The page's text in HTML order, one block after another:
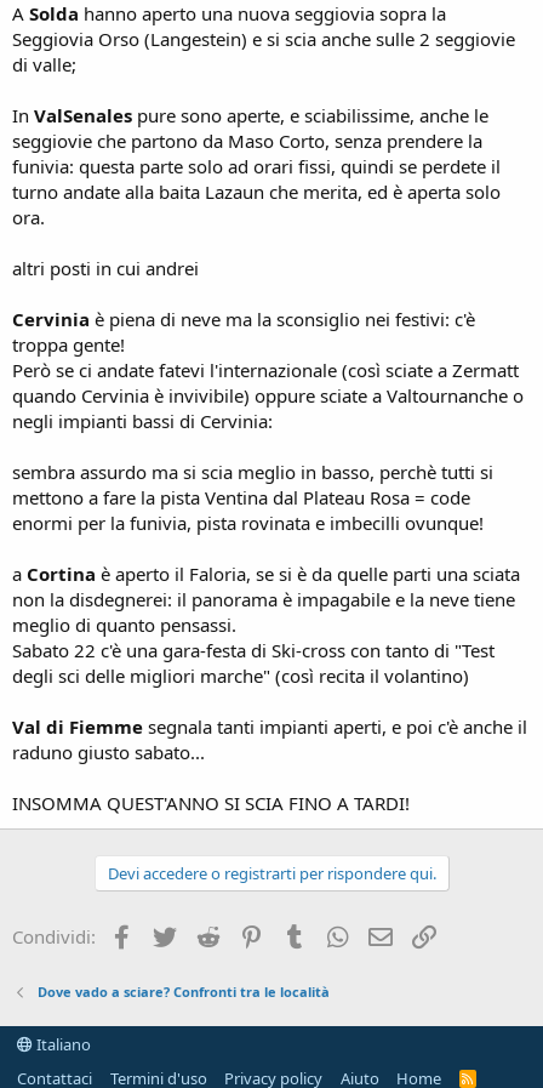
A Solda hanno aperto una nuova seggiovia sopra la
Seggiovia Orso (Langestein) e si scia anche sulle 2 seggiovie
di valle;
In ValSenales pure sono aperte, e sciabilissime, anche le
seggiovie che partono da Maso Corto, senza prendere la
funivia: questa parte solo ad orari fissi, quindi se perdete il
turno andate alla baita Lazaun che merita, ed è aperta solo
ora.
altri posti in cui andrei
Cervinia è piena di neve ma la sconsiglio nei festivi: c'è
troppa gente!
Però se ci andate fatevi l'internazionale (così sciate a Zermatt
quando Cervinia è invivibile) oppure sciate a Valtournanche o
negli impianti bassi di Cervinia:
sembra assurdo ma si scia meglio in basso, perchè tutti si
mettono a fare la pista Ventina dal Plateau Rosa = code
enormi per la funivia, pista rovinata e imbecilli ovunque!
a Cortina è aperto il Faloria, se si è da quelle parti una sciata
non la disdegnerei: il panorama è impagabile e la neve tiene
meglio di quanto pensassi.
Sabato 22 c'è una gara-festa di Ski-cross con tanto di "Test
degli sci delle migliori marche" (così recita il volantino)
Val di Fiemme segnala tanti impianti aperti, e poi c'è anche il
raduno giusto sabato...
INSOMMA QUEST'ANNO SI SCIA FINO A TARDI!
Devi accedere o registrarti per rispondere qui.
Condividi: Facebook
Twitter Reddit PinterestTumblrWhatsApp
Email
Dove vado a sciare? Confronti tra le località
Italiano
Contattaci
Termini d'uso Privacy policy Aiuto Home
R